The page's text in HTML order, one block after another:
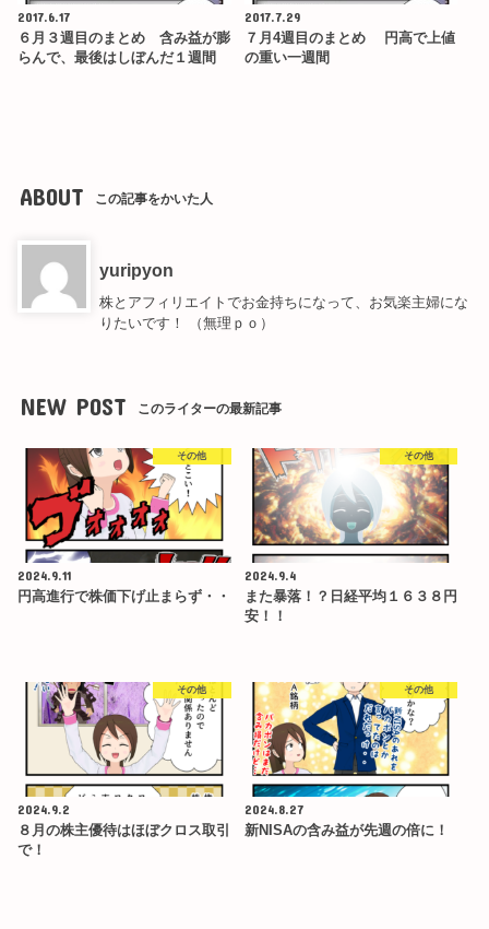
2017.6.17
６月３週目のまとめ 含み益が膨
らんで、最後はしぼんだ１週間
2017.7.29
７月4週目のまとめ 円高で上値
の重い一週間
ABOUT この記事をかいた人
yuripyon
株とアフィリエイトでお金持ちになって、お気楽主婦にな
りたいです！ （無理ｐｏ）
NEW POST このライターの最新記事
その他
2024.9.11
円高進行で株価下げ止まらず・・
その他
2024.9.4
また暴落！？日経平均１６３８円
安！！
その他
2024.9.2
８月の株主優待はほぼクロス取引
で！
その他
2024.8.27
新NISAの含み益が先週の倍に！